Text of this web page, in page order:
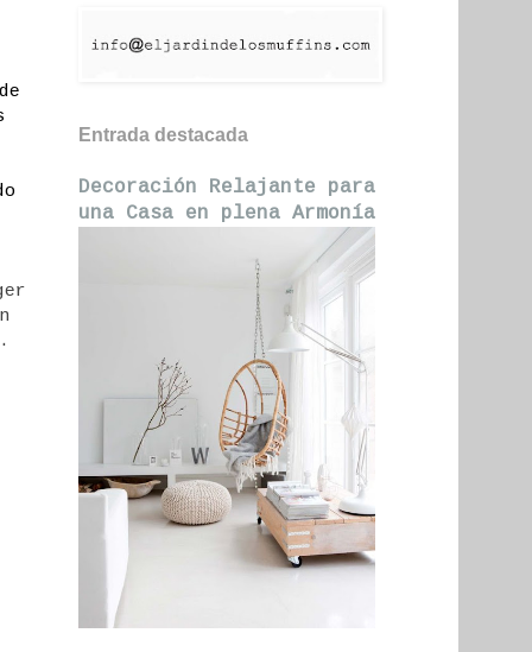
Entrada destacada
Decoración Relajante para
una Casa en plena Armonía